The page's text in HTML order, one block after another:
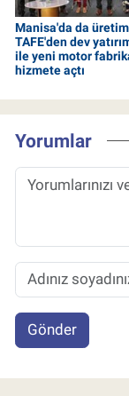
Manisa'da da
TAFE'den dev
ile yeni motor
hizmete açtı
Yorumlar
Gönder